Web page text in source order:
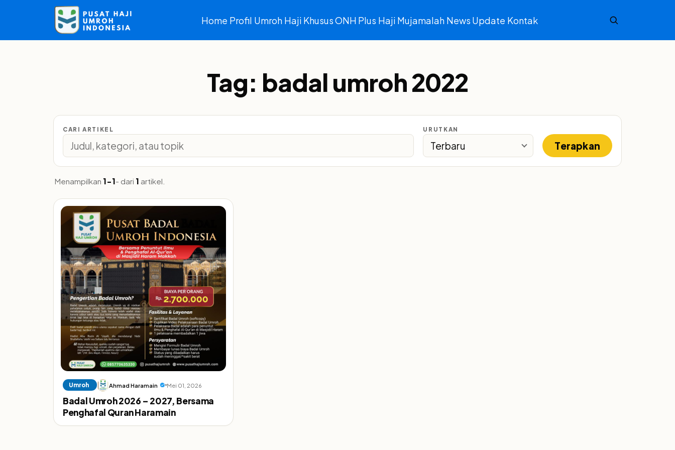
Home Profil Umroh Haji Khusus ONH Plus Haji Mujamalah News Update Kontak
Tag: badal umroh 2022
CARI ARTIKEL URUTKAN
Terapkan
Menampilkan 1-1- dari 1 artikel.
Umroh Ahmad Haramain Mei 01, 2026
Badal Umroh 2026 – 2027, Bersama
Penghafal Quran Haramain